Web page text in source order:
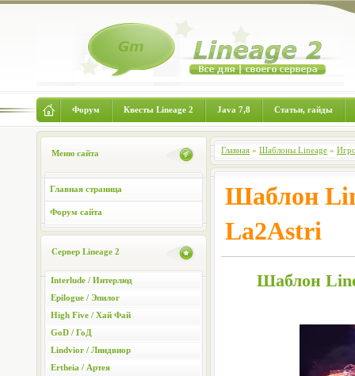
Форум Квесты Lineage 2 Java 7,8 Статьи, гайды
Меню сайта
Главная страница
Форум сайта
Сервер Lineage 2
Interlude / Интерлюд
Epilogue / Эпилог
High Five / Хай Фай
GoD / ГоД
Lindvior / Линдвиор
Ertheia / Артея
Главная » Шаблоны Lineage »
Шаблон
La2Astri
Шаблон